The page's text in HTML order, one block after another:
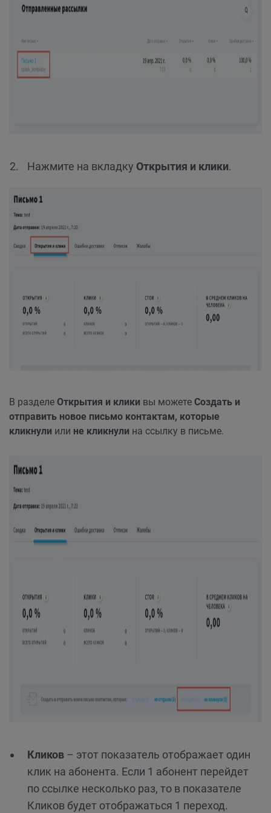
Нажмите на вкладку Открытия и клики.
В разделе Открытия и клики вы можете Создать и
отправить новое письмо контактам, которые
кликнули или не кликнули на ссылку в письме.
Кликов – этот показатель отображает один
клик на абонента. Если 1 абонент перейдет
по ссылке несколько раз, то в показателе
Кликов будет отображаться 1 переход.